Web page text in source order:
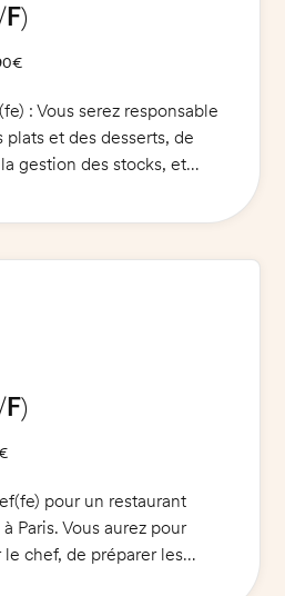
: Vous serez responsable
et des desserts, de
gestion des stocks, et
pour pouvoir
pour un restaurant
Paris. Vous aurez pour
chef, de préparer les